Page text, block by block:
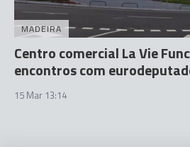
MADEIRA
Centro comercial La Vie
encontros com
15 Mar 13:14